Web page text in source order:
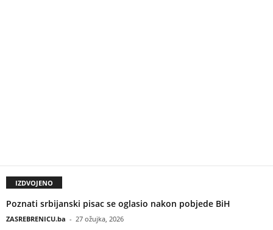
IZDVOJENO
Poznati srbijanski pisac se oglasio nakon pobjede BiH
ZASREBRENICU.ba - 27 ožujka, 2026